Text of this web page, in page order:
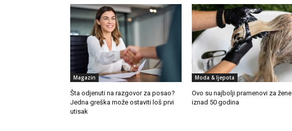
Magazin
Šta odjenuti na razgovor za posao?
Jedna greška može ostaviti loš prvi
utisak
Moda & ljepota
Ovo su najbolji pramenovi za žene
iznad 50 godina